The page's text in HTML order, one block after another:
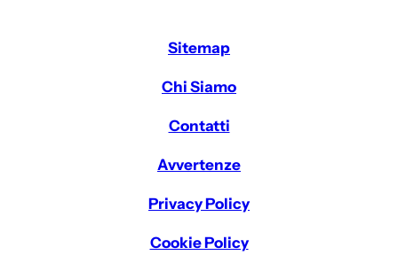
Sitemap
Chi Siamo
Contatti
Avvertenze
Privacy Policy
Cookie Policy